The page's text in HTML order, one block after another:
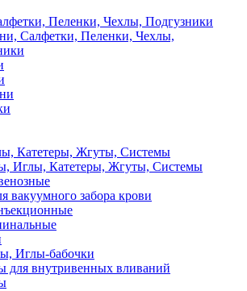
Пеленки, Чехлы, Подгузники
Салфетки, Пеленки, Чехлы,
Катетеры, Жгуты, Системы
Иглы, Катетеры, Жгуты, Системы
вакуумного забора крови
Иглы-бабочки
для внутривенных вливаний